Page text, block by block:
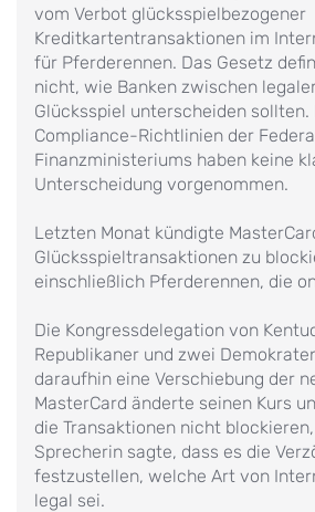
vom Verbot glücksspielbezogener
Kreditkartentransaktionen im
für Pferderennen. Das Gesetz
nicht, wie Banken zwischen
Glücksspiel unterscheiden sollten.
Compliance-Richtlinien der
Finanzministeriums haben keine
Unterscheidung vorgenommen.
Letzten Monat kündigte
Glücksspieltransaktionen zu
einschließlich Pferderennen, die
Die Kongressdelegation von
Republikaner und zwei
daraufhin eine Verschiebung der
MasterCard änderte seinen Kurs
die Transaktionen nicht
Sprecherin sagte, dass es die
festzustellen, welche Art von
legal sei.